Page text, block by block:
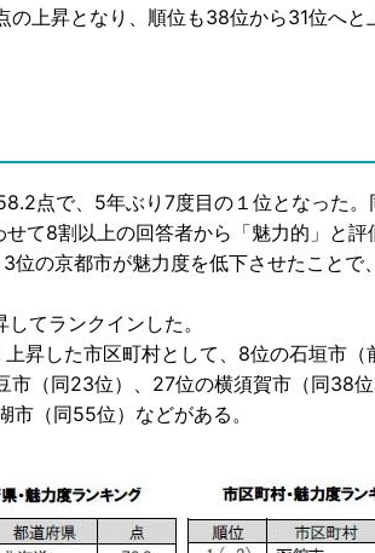
の上昇となり、順位も38位から31位へ
点で、5年ぶり7度目の１位となった
て8割以上の回答者から「魅力的」と
位の京都市が魅力度を低下させたこと
てランクインした。
昇した市区町村として、8位の石垣市（
市（同23位）、27位の横須賀市（同38
（同55位）などがある。